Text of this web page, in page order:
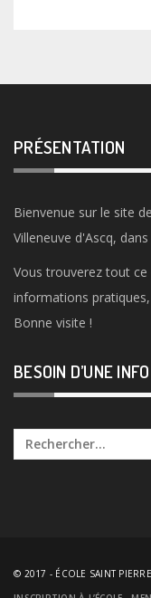
PRÉSENTATION
Bienvenue sur le site
Villeneuve d'Ascq,
Vous trouverez tout
informations
Bonne visite !
BESOIN D’UNE
Rechercher :
© 2017 - ÉCOLE SAINT